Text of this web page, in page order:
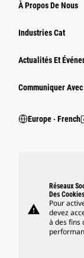
À Propos De Nous
Industries Cat
Actualités Et
Communiquer
Europe ‧ French
warning
Réseaux
Des
Pour
devez
à des fins